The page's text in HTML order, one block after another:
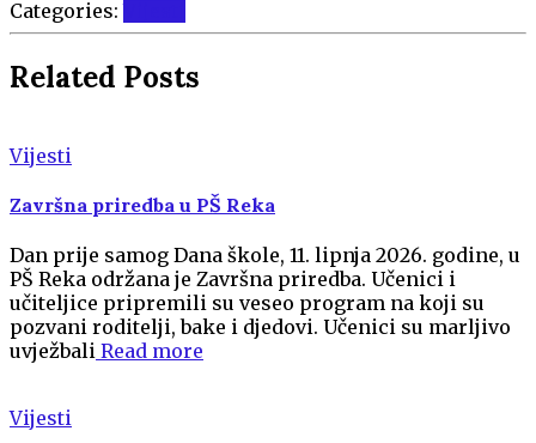
Categories:
Related Posts
Vijesti
Završna priredba u PŠ Reka
Dan prije samog Dana škole, 11. lipnja 2026. godine, u
PŠ Reka održana je Završna priredba. Učenici i
učiteljice pripremili su veseo program na koji su
pozvani roditelji, bake i djedovi. Učenici su marljivo
uvježbali Read more
Vijesti